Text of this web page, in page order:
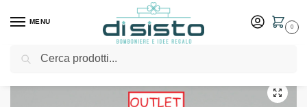
MENU
0
Home Shop Outlet / Orologio e portafoto in legno con decorazione di cuori – Claraluna